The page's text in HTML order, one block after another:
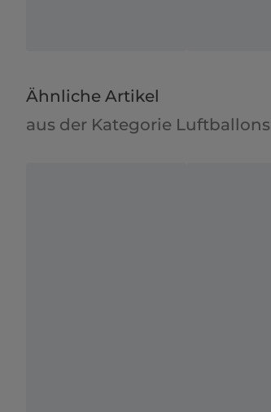
Ähnliche Artikel
aus der Kategorie Luftballons